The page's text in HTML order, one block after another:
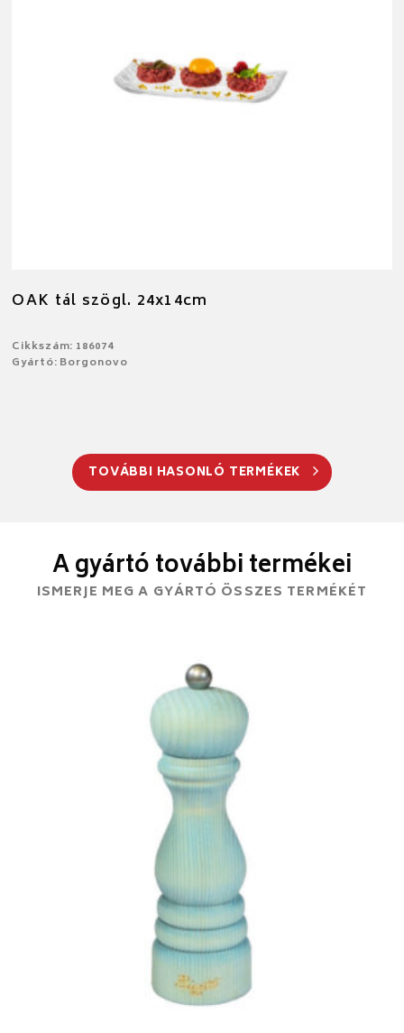
OAK tál szögl. 24x14cm
Cikkszám: 186074
Gyártó: Borgonovo
TOVÁBBI HASONLÓ TERMÉKEK
A gyártó további termékei
ISMERJE MEG A GYÁRTÓ ÖSSZES TERMÉKÉT